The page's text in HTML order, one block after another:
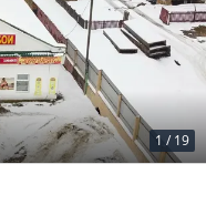
1 / 19